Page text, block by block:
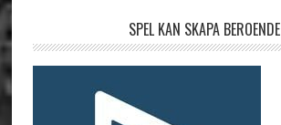
SPEL KAN SKAPA BEROENDE